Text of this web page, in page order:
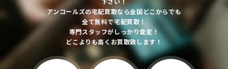
アンコールズの宅配買取なら全国どこからでも
全て無料で宅配買取！
専門スタッフがしっかり査定！
どこよりも高くお買取致します！